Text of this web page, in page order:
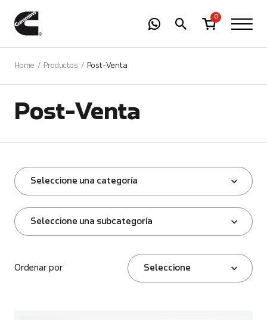
0
Home Productos Post-Venta
Post-Venta
Seleccione una categoría
Seleccione una subcategoría
Ordenar por Seleccione